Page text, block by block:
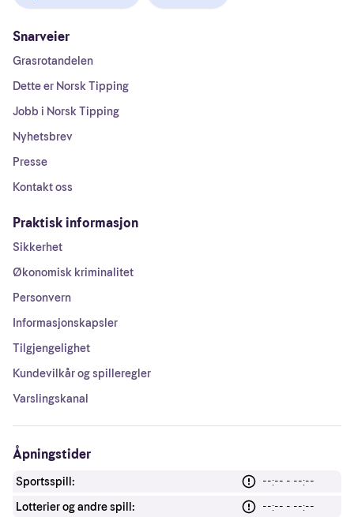
Snarveier
Grasrotandelen
Dette er Norsk Tipping
Jobb i Norsk Tipping
Nyhetsbrev
Presse
Kontakt oss
Praktisk informasjon
Sikkerhet
Økonomisk kriminalitet
Personvern
Informasjonskapsler
Tilgjengelighet
Kundevilkår og spilleregler
Varslingskanal
Åpningstider
Sportsspill:
--:-- - --:--
Lotterier og andre spill:
--:-- - --:--